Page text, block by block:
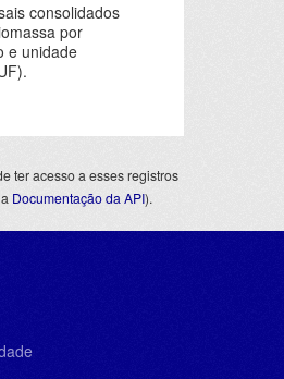
consolidados
por
e unidade
ter acesso a esses registros
Documentação da API).